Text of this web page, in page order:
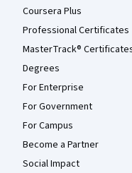
Coursera Plus
Professional Certificates
MasterTrack®
Degrees
For Enterprise
For Government
For Campus
Become a Partner
Social Impact